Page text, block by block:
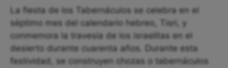
La fiesta de los Tabernáculos se celebra en el
séptimo mes del calendario hebreo, Tisri, y
conmemora la travesía de los israelitas en el
desierto durante cuarenta años. Durante esta
festividad, se construyen chozas o tabernáculos